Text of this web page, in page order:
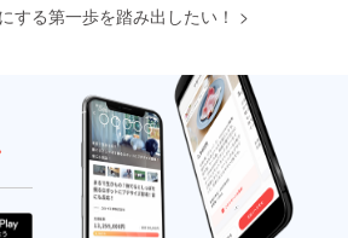
紹介さ
ます。
※期間は
2021年
10月1日
から
2022年
3月31日
までで
す。
する第一歩を踏み出したい！ >